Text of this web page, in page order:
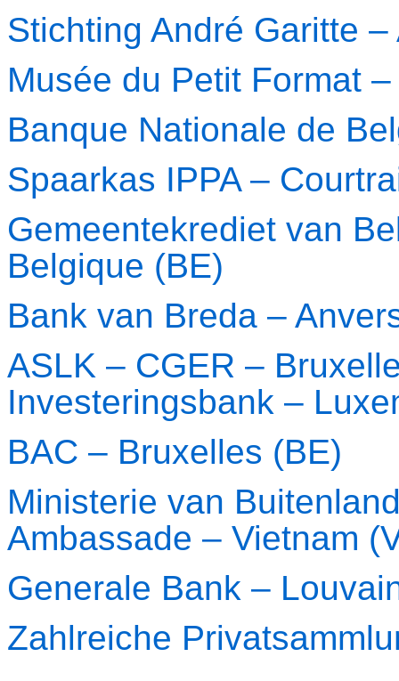
Stichting André Garitte
Musée du Petit Format
Banque Nationale de
Spaarkas IPPA –
Gemeentekrediet van
Belgique (BE)
Bank van Breda –
ASLK – CGER –
Investeringsbank –
BAC – Bruxelles (BE)
Ministerie van
Ambassade – Vietnam
Generale Bank –
Zahlreiche